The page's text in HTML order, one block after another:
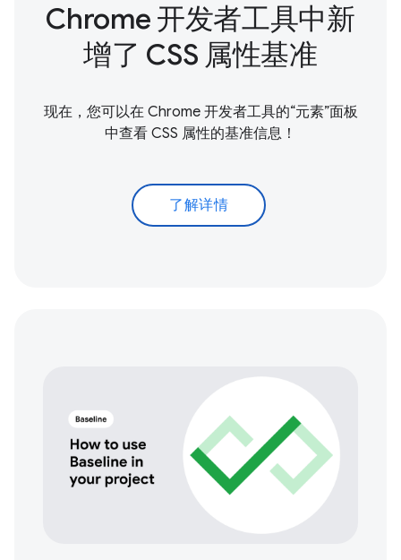
Chrome 开发者工具中新
增了 CSS 属性基准
现在，您可以在 Chrome 开发者工具的“元素”面板
中查看 CSS 属性的基准信息！
了解详情